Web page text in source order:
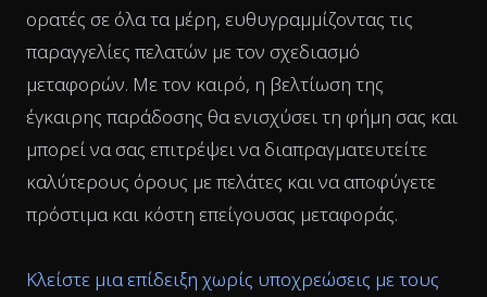
ορατές σε όλα τα μέρη, ευθυγραμμίζοντας τις
παραγγελίες πελατών με τον σχεδιασμό
μεταφορών. Με τον καιρό, η βελτίωση της
έγκαιρης παράδοσης θα ενισχύσει τη φήμη σας και
μπορεί να σας επιτρέψει να διαπραγματευτείτε
καλύτερους όρους με πελάτες και να αποφύγετε
πρόστιμα και κόστη επείγουσας μεταφοράς.
Κλείστε μια επίδειξη χωρίς υποχρεώσεις με τους